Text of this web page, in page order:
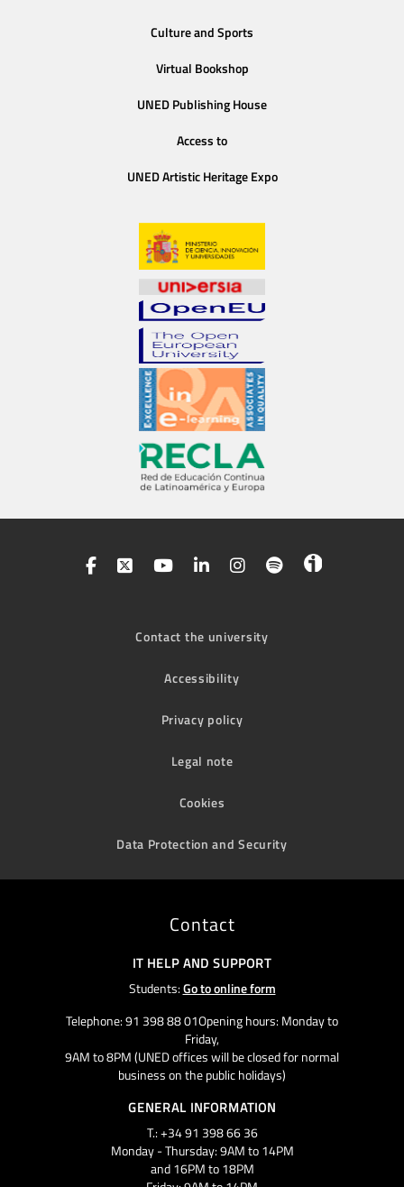
Culture and Sports
Virtual Bookshop
UNED Publishing House
Access to
UNED Artistic Heritage Expo
Contact the university
Accessibility
Privacy policy
Legal note
Cookies
Data Protection and Security
Contact
IT HELP AND SUPPORT
Students:Go to online form
Telephone: 91 398 88 01Opening hours: Monday to
Friday,
9AM to 8PM (UNED offices will be closed for normal
business on the public holidays)
GENERAL INFORMATION
T.: +34 91 398 66 36
Monday - Thursday: 9AM to 14PM
and 16PM to 18PM